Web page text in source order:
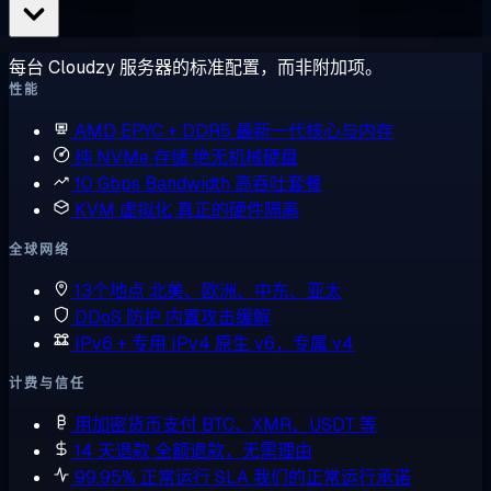
每台 Cloudzy 服务器的标准配置，而非附加项。
性能
AMD EPYC + DDR5 最新一代核心与内存
纯 NVMe 存储绝无机械硬盘
10 Gbps Bandwidth 高吞吐套餐
KVM 虚拟化 真正的硬件隔离
全球网络
13个地点 北美、欧洲、中东、亚太
DDoS 防护 内置攻击缓解
IPv6 + 专用 IPv4 原生 v6，专属 v4
计费与信任
用加密货币支付 BTC、XMR、USDT 等
14 天退款全额退款，无需理由
99.95% 正常运行 SLA我们的正常运行承诺